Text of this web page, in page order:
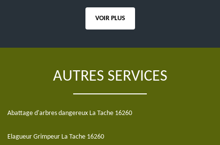
VOIR PLUS
AUTRES SERVICES
Abattage d'arbres dangereux La Tache 16260
Elagueur Grimpeur La Tache 16260